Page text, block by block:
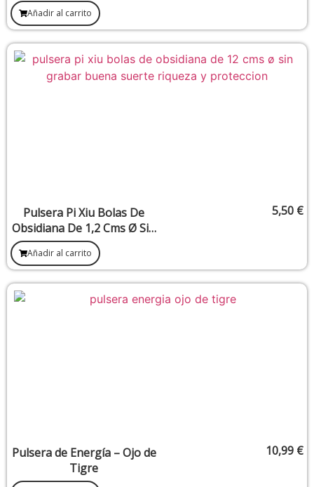
Cubos Turquesa
Añadir al carrito
Pulsera Pi Xiu Bolas De
Obsidiana De 1,2 Cms Ø Sin
Grabar. Buena Suerte,
Riqueza Y Protección
5,50 €
Añadir al carrito
Pulsera de Energía – Ojo de
Tigre
10,99 €